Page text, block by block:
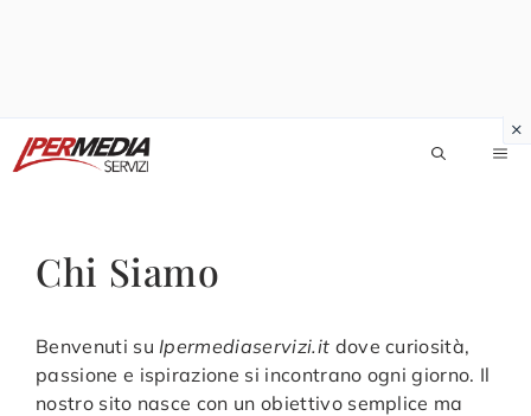
al
Chi Siamo
Benvenuti suIpermediaservizi.it dove curiosità,
passione e ispirazione si incontrano ogni giorno. Il
nostro sito nasce con un obiettivo semplice ma